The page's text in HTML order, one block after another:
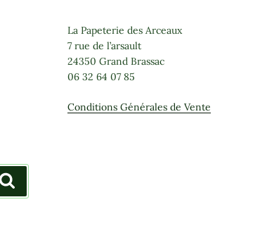
La Papeterie des Arceaux
7 rue de l’arsault
24350 Grand Brassac
06 32 64 07 85
Conditions Générales de Vente